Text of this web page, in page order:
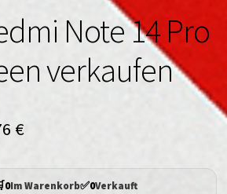
Note 14 Pro
verkaufen
€
0Im Warenkorb✅0Verkauft